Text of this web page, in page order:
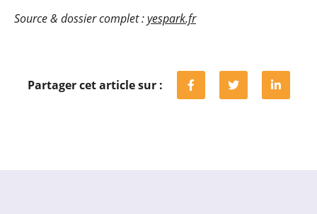
Source & dossier complet :yespark.fr
Partager cet article sur :